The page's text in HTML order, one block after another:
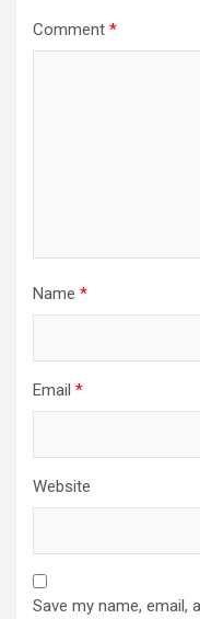
Comment *
Name *
Email *
Website
Save my name, email,